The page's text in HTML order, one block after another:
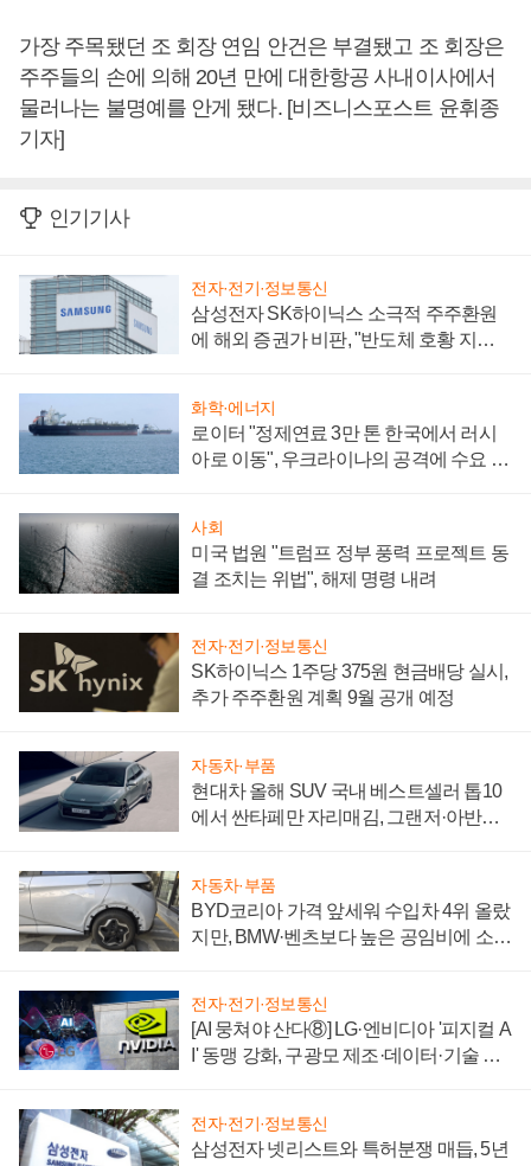
가장 주목됐던 조 회장 연임 안건은 부결됐고 조 회장은
주주들의 손에 의해 20년 만에 대한항공 사내이사에서
물러나는 불명예를 안게 됐다. [비즈니스포스트 윤휘종
기자]
인기기사
전자·전기·정보통신
삼성전자 SK하이닉스 소극적 주주환원
에 해외 증권가 비판, "반도체 호황 지속
화학·에너지
로이터 "정제연료 3만 톤 한국에서 러시
아로 이동", 우크라이나의 공격에 수요 늘
사회
미국 법원 "트럼프 정부 풍력 프로젝트 동
결 조치는 위법", 해제 명령 내려
전자·전기·정보통신
SK하이닉스 1주당 375원 현금배당 실시,
추가 주주환원 계획 9월 공개 예정
자동차·부품
현대차 올해 SUV 국내 베스트셀러 톱10
에서 싼타페만 자리매김, 그랜저·아반떼
자동차·부품
BYD코리아 가격 앞세워 수입차 4위 올랐
지만, BMW·벤츠보다 높은 공임비에 소비
전자·전기·정보통신
[AI 뭉쳐야 산다⑧] LG·엔비디아 '피지컬 A
I' 동맹 강화, 구광모 제조·데이터·기술 결
전자·전기·정보통신
삼성전자 넷리스트와 특허분쟁 매듭, 5년